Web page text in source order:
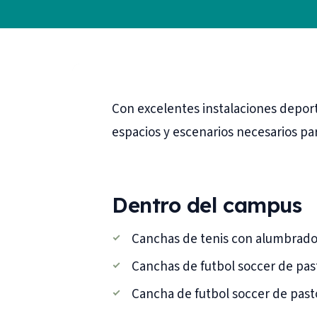
Con excelentes instalaciones
espacios y escenarios necesarios
Dentro del campus
Canchas de tenis con
Canchas de futbol soccer de
Cancha de futbol soccer de